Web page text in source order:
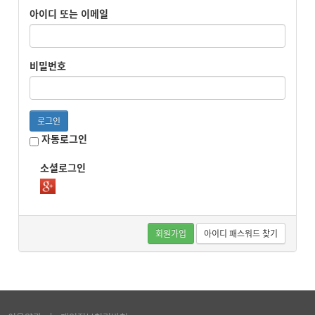
아이디 또는 이메일
비밀번호
로그인
자동로그인
소셜로그인
회원가입 아이디 패스워드 찾기